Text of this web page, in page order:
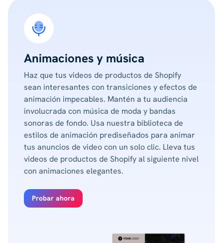
Animaciones y música
Haz que tus videos de productos de Shopify
sean interesantes con transiciones y efectos de
animación impecables. Mantén a tu audiencia
involucrada con música de moda y bandas
sonoras de fondo. Usa nuestra biblioteca de
estilos de animación prediseñados para animar
tus anuncios de video con un solo clic. Lleva tus
videos de productos de Shopify al siguiente nivel
con animaciones elegantes.
Probar ahora